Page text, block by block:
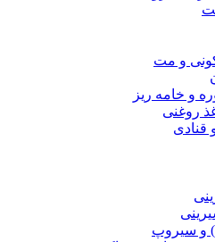
و مت
و خامه ریز
روغنی
قنادی
و سیروپ